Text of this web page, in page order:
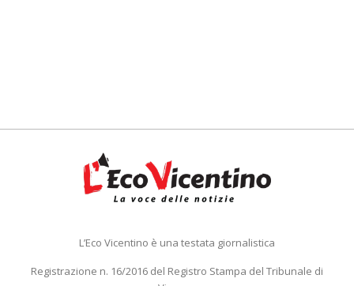
L’Eco Vicentino è una testata giornalistica
Registrazione n. 16/2016 del Registro Stampa del Tribunale di